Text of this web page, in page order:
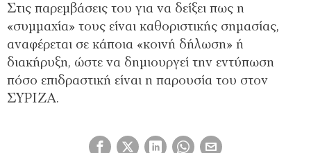
Στις παρεμβάσεις του για να δείξει πως η
«συμμαχία» τους είναι καθοριστικής σημασίας,
αναφέρεται σε κάποια «κοινή δήλωση» ή
διακήρυξη, ώστε να δημιουργεί την εντύπωση
πόσο επιδραστική είναι η παρουσία του στον
ΣΥΡΙΖΑ.